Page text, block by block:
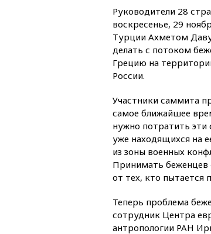
Руководители 28
воскресенье, 29
Турции Ахметом
делать с потоком
Грецию на
России.
Участники саммита
самое ближайшее
нужно потратить эти
уже находящихся на
из зоны военных
Принимать беженцев
от тех, кто пытается
Теперь проблема
сотрудник Центра
антропологии РАН